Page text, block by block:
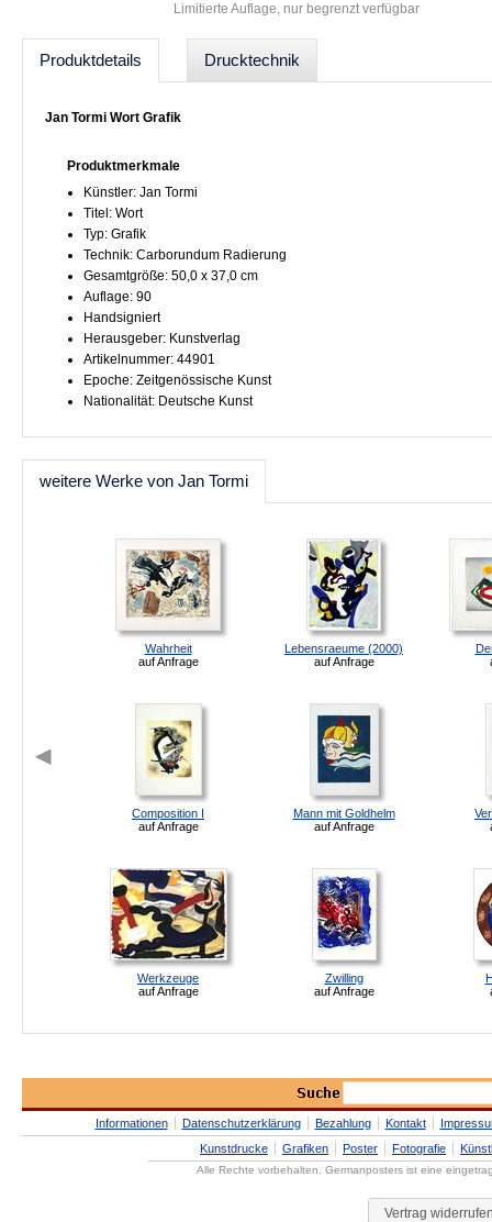
Limitierte Auflage, nur begrenzt verfügbar
Produktdetails Drucktechnik
Jan Tormi Wort Grafik
Produktmerkmale
Künstler: Jan Tormi
Titel: Wort
Typ: Grafik
Technik: Carborundum Radierung
Gesamtgröße: 50,0 x 37,0 cm
Auflage: 90
Handsigniert
Herausgeber: Kunstverlag
Artikelnummer: 44901
Epoche: Zeitgenössische Kunst
Nationalität: Deutsche Kunst
weitere Werke von Jan Tormi
Wahrheit
auf Anfrage
Lebensraeume (2000)
auf Anfrage
Composition I
auf Anfrage
Mann mit Goldhelm
auf Anfrage
Werkzeuge
auf Anfrage
Zwilling
auf Anfrage
Informationen Datenschutzerklärung Bezahlung Kontakt
Kunstdrucke
Grafiken Poster Fotografie
Alle Rechte vorbehalten. Germanposters ist eine
Vertrag